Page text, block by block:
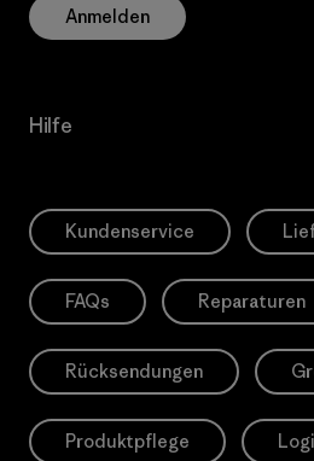
Anmelden
Hilfe
Kundenservice
FAQs Reparaturen
Rücksendungen
Produktpflege